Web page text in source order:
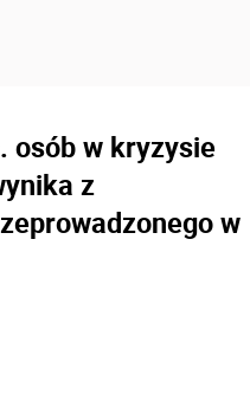
osób w kryzysie
z
w